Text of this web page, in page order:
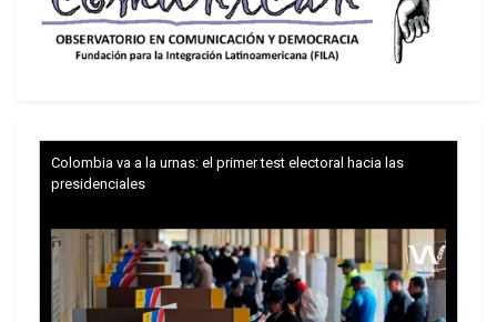
Colombia va a la urnas: el primer test electoral hacia las
presidenciales